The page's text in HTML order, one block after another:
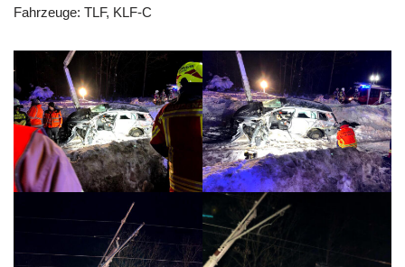
Fahrzeuge: TLF, KLF-C